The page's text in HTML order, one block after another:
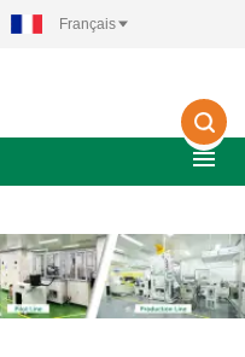
Français